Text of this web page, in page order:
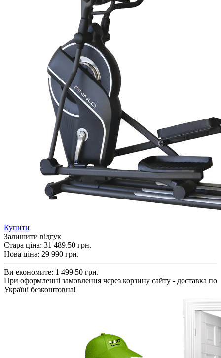
Купити
Залишити відгук
Стара ціна: 31 489.50 грн.
Нова ціна: 29 990 грн.
Ви економите: 1 499.50 грн.
При оформленні замовлення через корзину сайту - доставка по
Україні безкоштовна!